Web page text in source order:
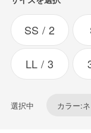
SS 2
LL 3
選択中 カラー: